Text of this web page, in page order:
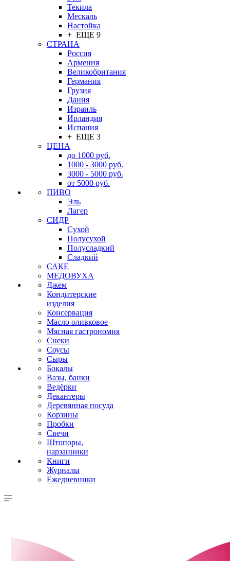
Текила
Мескаль
Настойка
+ ЕЩЕ 9
СТРАНА
Россия
Армения
Великобритания
Германия
Грузия
Дания
Израиль
Ирландия
Испания
+ ЕЩЕ 3
ЦЕНА
до 1000 руб.
1000 - 3000 руб.
3000 - 5000 руб.
от 5000 руб.
ПИВО
Эль
Лагер
СИДР
Сухой
Полусухой
Полусладкий
Сладкий
САКЕ
МЕДОВУХА
Джем
Кондитерские
изделия
Консервация
Масло оливковое
Мясная гастрономия
Снеки
Соусы
Сыры
Бокалы
Вазы, банки
Ведёрки
Декантеры
Деревянная посуда
Корзины
Пробки
Свечи
Штопоры,
нарзанники
Книги
Журналы
Ежедневники